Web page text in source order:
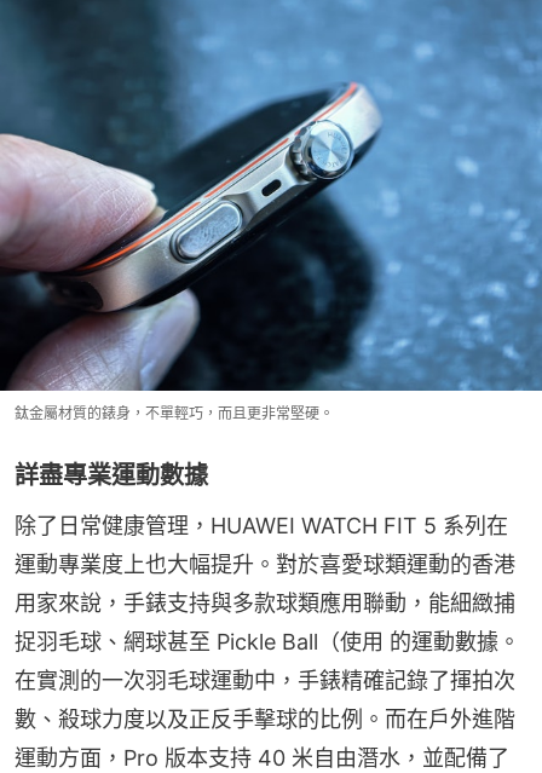
鈦金屬材質的錶身，不單輕巧，而且更非常堅硬。
詳盡專業運動數據
除了日常健康管理，HUAWEI WATCH FIT 5 系列在
運動專業度上也大幅提升。對於喜愛球類運動的香港
用家來說，手錶支持與多款球類應用聯動，能細緻捕
捉羽毛球、網球甚至 Pickle Ball（使用 的運動數據。
在實測的一次羽毛球運動中，手錶精確記錄了揮拍次
數、殺球力度以及正反手擊球的比例。而在戶外進階
運動方面，Pro 版本支持 40 米自由潛水，並配備了